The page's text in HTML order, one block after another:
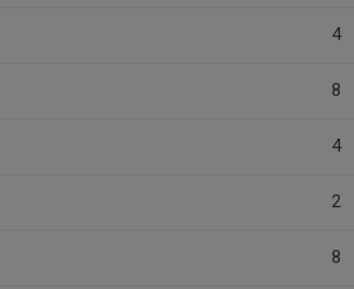
4
8
4
2
8